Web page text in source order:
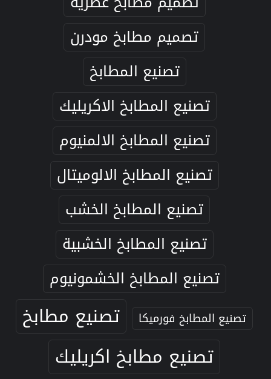
تصميم مطابخ مودرن
تصنيع المطابخ
تصنيع المطابخ الاكريليك
تصنيع المطابخ الالمنيوم
تصنيع المطابخ الالوميتال
تصنيع المطابخ الخشب
تصنيع المطابخ الخشبية
تصنيع المطابخ الخشمونيوم
تصنيع المطابخ فورميكا
تصنيع مطابخ
تصنيع مطابخ اكريليك